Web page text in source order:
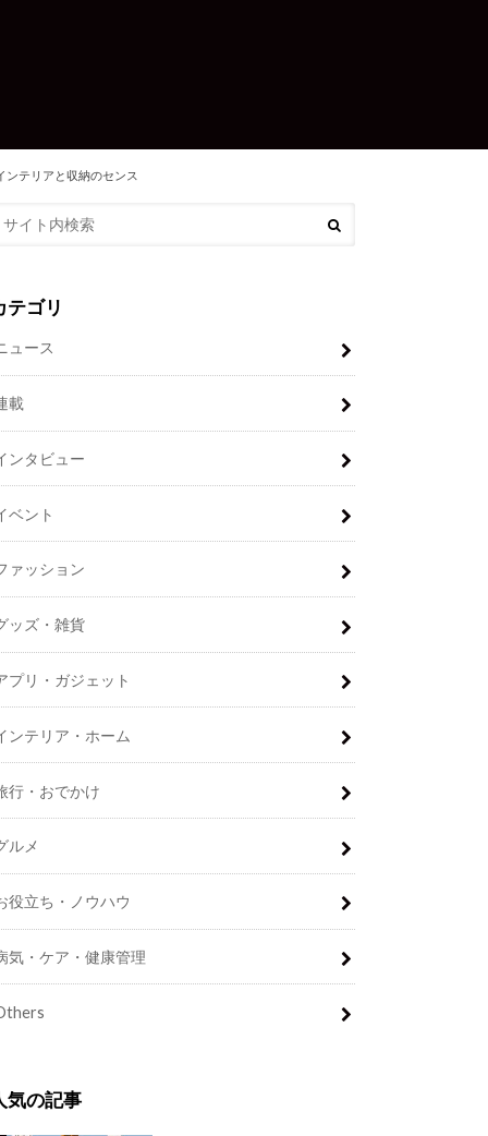
ンテリアと収納のセンス
テゴリ
ュース
載
ンタビュー
ベント
ァッション
ッズ・雑貨
プリ・ガジェット
ンテリア・ホーム
行・おでかけ
ルメ
役立ち・ノウハウ
気・ケア・健康管理
気の記事